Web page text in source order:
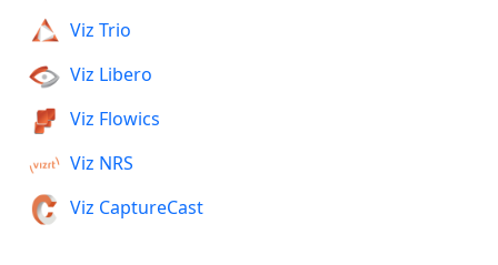
Viz Trio
Viz Libero
Viz Flowics
Viz NRS
Viz CaptureCast